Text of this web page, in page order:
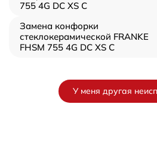
755 4G DC XS C
Замена конфорки
стеклокерамической FRANKE
FHSM 755 4G DC XS C
У меня другая